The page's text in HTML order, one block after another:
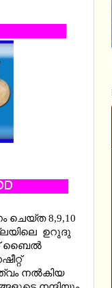
ചെയ്ത 8,9,10
ഉറുദു
ബെെല്‍
നല്‍കിയ